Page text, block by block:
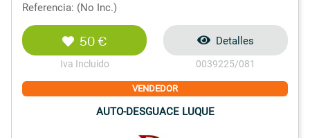
Referencia: (No Inc.)
50 €
Iva Incluido
Detalles
0039225/081
VENDEDOR
AUTO-DESGUACE LUQUE